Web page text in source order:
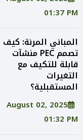
01:37 PM
المباني المرنة: كيف
تصمم PEC منشآت
قابلة للتكيف مع
التغيرات
المستقبلية؟
August 02, 2025
01:32 PM